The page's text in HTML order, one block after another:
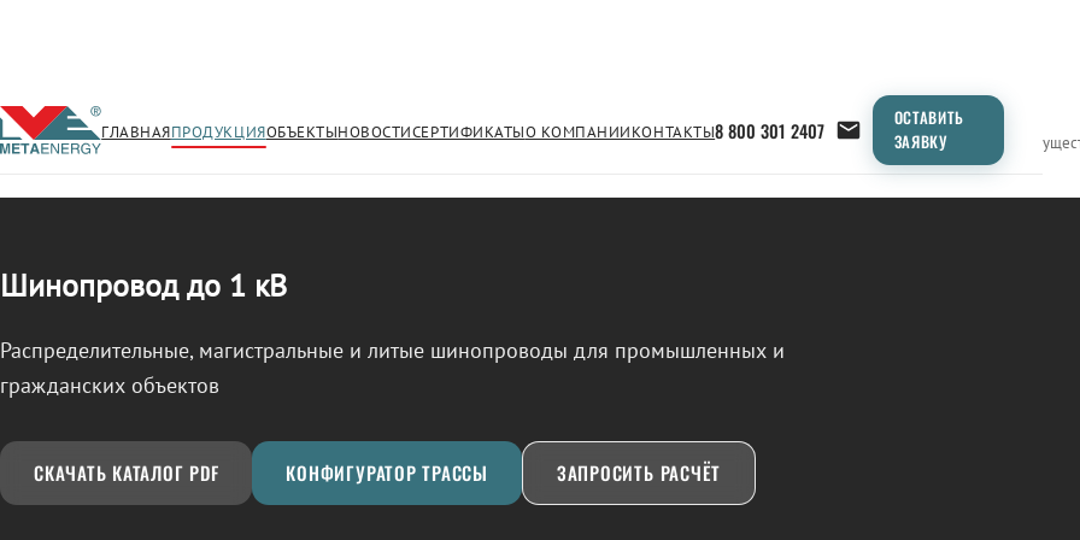
ГЛАВНАЯПРОДУКЦИЯОБЪЕКТЫНОВОСТИСЕРТИФИКАТЫО КОМПАНИИКОНТАКТЫ8 800 301 2407
ОСТАВИТЬ
ЗАЯВКУ
← Продукция/ШИНОПРОВОД Применение Продукция ТипоразмерыСравнение
Шинопровод до 1 кВ
Распределительные, магистральные и литые шинопроводы для промышленных и
гражданских объектов
СКАЧАТЬ КАТАЛОГ PDF КОНФИГУРАТОР ТРАССЫ ЗАПРОСИТЬ РАСЧЁТ